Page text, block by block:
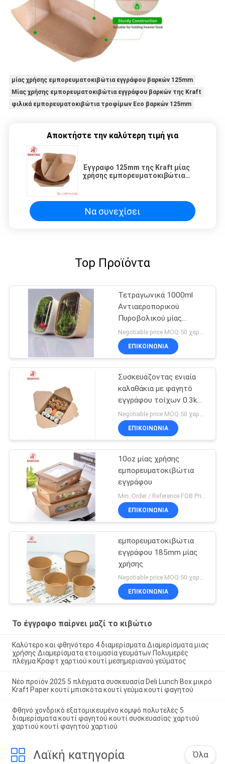
μίας χρήσης εμπορευματοκιβώτια εγγράφου βαρκών 125mm
Μίας χρήσης εμπορευματοκιβώτια εγγράφου βαρκών της Kraft
φιλικά εμπορευματοκιβώτια τροφίμων Eco βαρκών 125mm
Αποκτήστε την καλύτερη τιμή για
Έγγραφο 125mm της Kraft μίας
χρήσης εμπορευματοκιβώτια
Να συνεχίσει
Top Προϊόντα
Τετραγωνικά 1000ml
Αντιαεροπορικού
Πυροβολικού μίας
χρήσης
εμπορευματοκιβώτια
εγγράφου βαθμού
Negotiable price MOQ:50 χαρτοκιβώτιο
ΕΠΙΚΟΙΝΩΝΙΑ
Συσκευάζοντας ενιαία
καλαθάκια με φαγητό
εγγράφου τοίχων 0.3kg
μίας χρήσης
ΕΠΙΚΟΙΝΩΝΙΑ
10oz μίας χρήσης
εμπορευματοκιβώτια
εγγράφου
ΕΠΙΚΟΙΝΩΝΙΑ
εμπορευματοκιβώτια
εγγράφου 185mm μίας
χρήσης
Negotiable price MOQ:50 χαρτοκιβώτιο
ΕΠΙΚΟΙΝΩΝΙΑ
Το έγγραφο παίρνει μαζί το κιβώτιο
Καλύτερο και φθηνότερο 4 διαμερίσματα Διαμερίσματα μιας
χρήσης Διαμερίσματα ετοιμασία γευμάτων Πολυμερές
πλέγμα Κραφτ χαρτιού κουτί μεσημεριανού γεύματος
Νέο προϊόν 2025 5 πλέγματα συσκευασία Deli Lunch Box μικρό
Kraft Paper κουτί μπισκότα κουτί γεύμα κουτί φαγητού
Φθηνό χονδρικό εξατομικευμένο κομψό πολυτελές 5
διαμερίσματα κουτί φαγητού κουτί συσκευασίας χαρτιού
χαρτιού κουτί φαγητού χαρτιού
Λαϊκή κατηγορία Όλα